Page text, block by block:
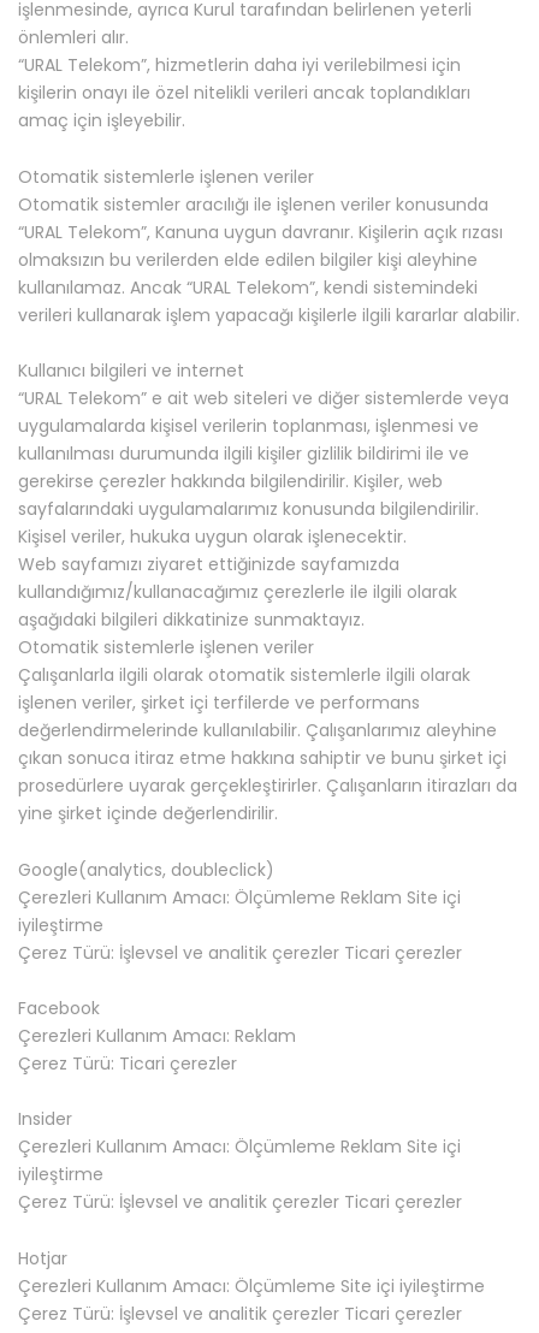
işlenmesinde, ayrıca Kurul tarafından belirlenen yeterli
önlemleri alır.
“URAL Telekom”, hizmetlerin daha iyi verilebilmesi için
kişilerin onayı ile özel nitelikli verileri ancak toplandıkları
amaç için işleyebilir.
Otomatik sistemlerle işlenen veriler
Otomatik sistemler aracılığı ile işlenen veriler konusunda
“URAL Telekom”, Kanuna uygun davranır. Kişilerin açık rızası
olmaksızın bu verilerden elde edilen bilgiler kişi aleyhine
kullanılamaz. Ancak “URAL Telekom”, kendi sistemindeki
verileri kullanarak işlem yapacağı kişilerle ilgili kararlar alabilir.
Kullanıcı bilgileri ve internet
“URAL Telekom” e ait web siteleri ve diğer sistemlerde veya
uygulamalarda kişisel verilerin toplanması, işlenmesi ve
kullanılması durumunda ilgili kişiler gizlilik bildirimi ile ve
gerekirse çerezler hakkında bilgilendirilir. Kişiler, web
sayfalarındaki uygulamalarımız konusunda bilgilendirilir.
Kişisel veriler, hukuka uygun olarak işlenecektir.
Web sayfamızı ziyaret ettiğinizde sayfamızda
kullandığımız/kullanacağımız çerezlerle ile ilgili olarak
aşağıdaki bilgileri dikkatinize sunmaktayız.
Otomatik sistemlerle işlenen veriler
Çalışanlarla ilgili olarak otomatik sistemlerle ilgili olarak
işlenen veriler, şirket içi terfilerde ve performans
değerlendirmelerinde kullanılabilir. Çalışanlarımız aleyhine
çıkan sonuca itiraz etme hakkına sahiptir ve bunu şirket içi
prosedürlere uyarak gerçekleştirirler. Çalışanların itirazları da
yine şirket içinde değerlendirilir.
Google(analytics, doubleclick)
Çerezleri Kullanım Amacı: Ölçümleme Reklam Site içi
iyileştirme
Çerez Türü: İşlevsel ve analitik çerezler Ticari çerezler
Facebook
Çerezleri Kullanım Amacı: Reklam
Çerez Türü: Ticari çerezler
Insider
Çerezleri Kullanım Amacı: Ölçümleme Reklam Site içi
iyileştirme
Çerez Türü: İşlevsel ve analitik çerezler Ticari çerezler
Hotjar
Çerezleri Kullanım Amacı: Ölçümleme Site içi iyileştirme
Çerez Türü: İşlevsel ve analitik çerezler Ticari çerezler